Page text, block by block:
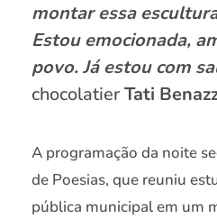
montar essa
Estou emocionada,
povo. Já estou com
chocolatierTati
A programação da noite
de Poesias, que reuniu
pública municipal em um